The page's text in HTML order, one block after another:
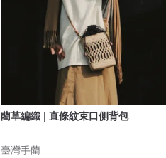
藺草編織 | 直條紋束口側背包
臺灣手藺